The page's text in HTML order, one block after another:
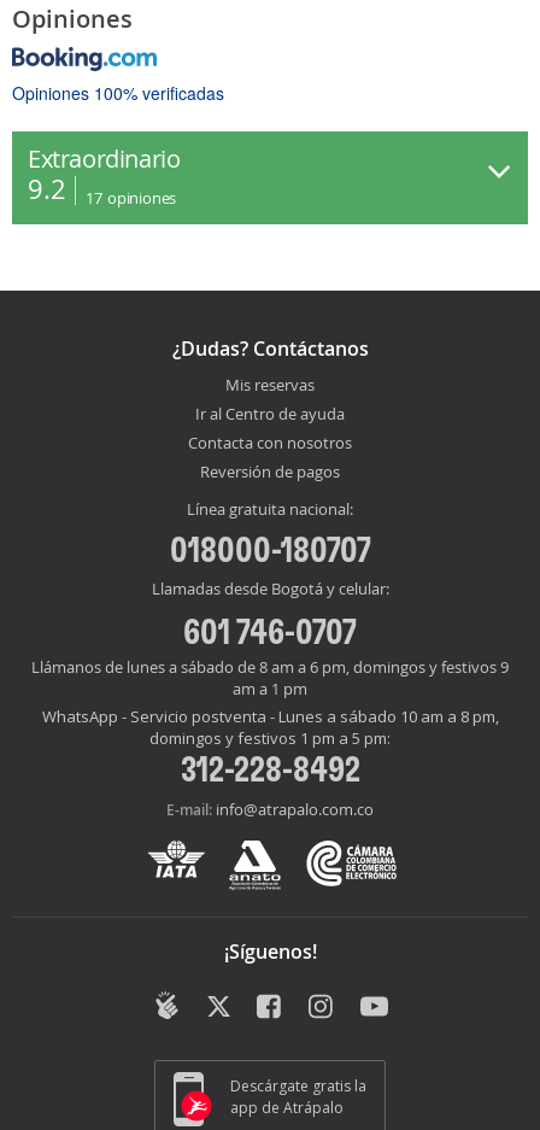
Opiniones
Opiniones 100% verificadas
Extraordinario
9.2 17 opiniones
¿Dudas? Contáctanos
Mis reservas
Ir al Centro de ayuda
Contacta con nosotros
Reversión de pagos
Línea gratuita nacional:
018000-180707
Llamadas desde Bogotá y celular:
601 746-0707
Llámanos de lunes a sábado de 8 am a 6 pm, domingos y festivos 9
am a 1 pm
WhatsApp - Servicio postventa - Lunes a sábado 10 am a 8 pm,
domingos y festivos 1 pm a 5 pm:
312-228-8492
E-mail: info@atrapalo.com.co
¡Síguenos!
Descárgate gratis la
app de Atrápalo